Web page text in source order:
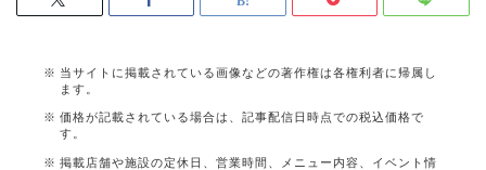
当サイトに掲載されている画像などの著作権は各権利者に帰属し
ます。
価格が記載されている場合は、記事配信日時点での税込価格で
す。
掲載店舗や施設の定休日、営業時間、メニュー内容、イベント情